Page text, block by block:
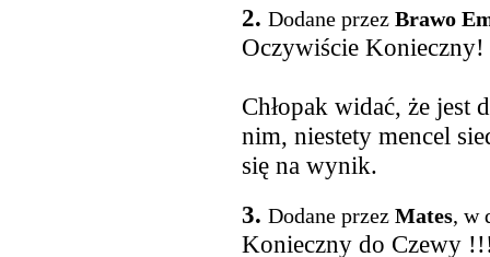
2. Dodane przez Brawo
Oczywiście
Chłopak widać, że jest
nim, niestety mencel
się na wynik.
3. Dodane przez Mates, w
Konieczny do Czewy